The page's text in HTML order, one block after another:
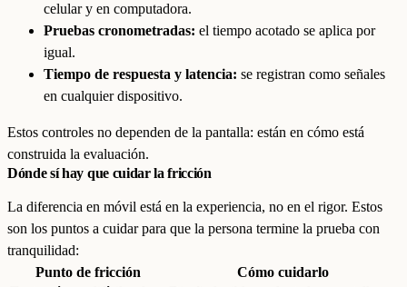
celular y en computadora.
Pruebas cronometradas: el tiempo acotado se aplica por
igual.
Tiempo de respuesta y latencia: se registran como señales
en cualquier dispositivo.
Estos controles no dependen de la pantalla: están en cómo está
construida la evaluación.
Dónde sí hay que cuidar la fricción
La diferencia en móvil está en la experiencia, no en el rigor. Estos
son los puntos a cuidar para que la persona termine la prueba con
tranquilidad:
Punto de fricción
Cómo cuidarlo